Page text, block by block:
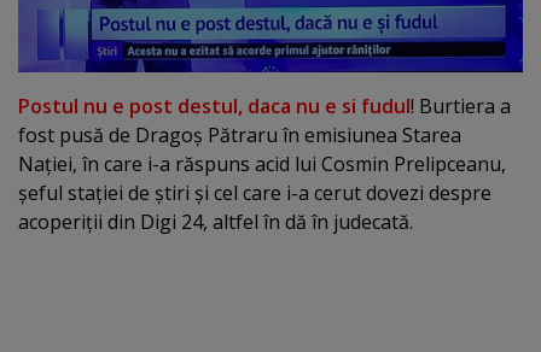
Postul nu e post destul, daca nu e si fudul! Burtiera a
fost pusă de Dragoş Pătraru în emisiunea Starea
Naţiei, în care i-a răspuns acid lui Cosmin Prelipceanu,
şeful staţiei de ştiri şi cel care i-a cerut dovezi despre
acoperiţii din Digi 24, altfel în dă în judecată.